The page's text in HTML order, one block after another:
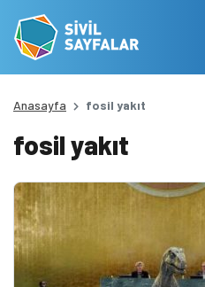
Anasayfa fosil yakıt
fosil yakıt